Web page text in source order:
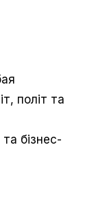
політ та
бізнес-